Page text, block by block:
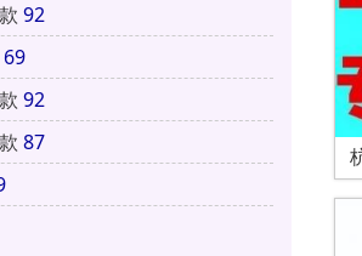
92
69
92
87